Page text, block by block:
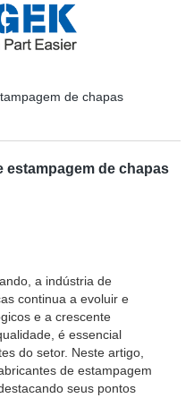
de chapas
estampagem de chapas
a indústria de
continua a evoluir e
e a crescente
é essencial
do setor. Neste artigo,
de estampagem
seus pontos